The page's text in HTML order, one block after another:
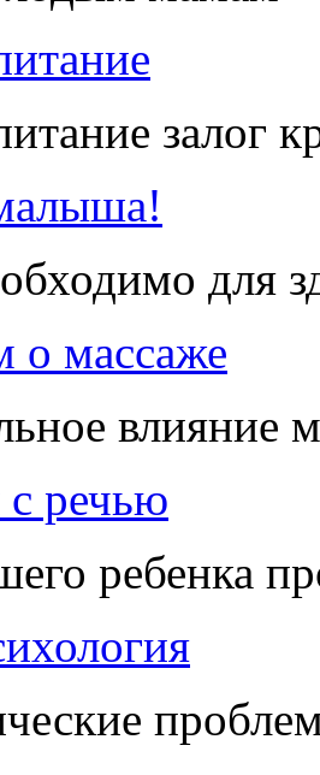
залог
для
о массаже
влияние
речью
ребенка